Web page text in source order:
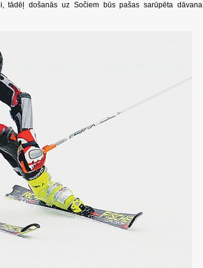
tādēļ došanās uz Sočiem būs pašas sarūpēta dāvana